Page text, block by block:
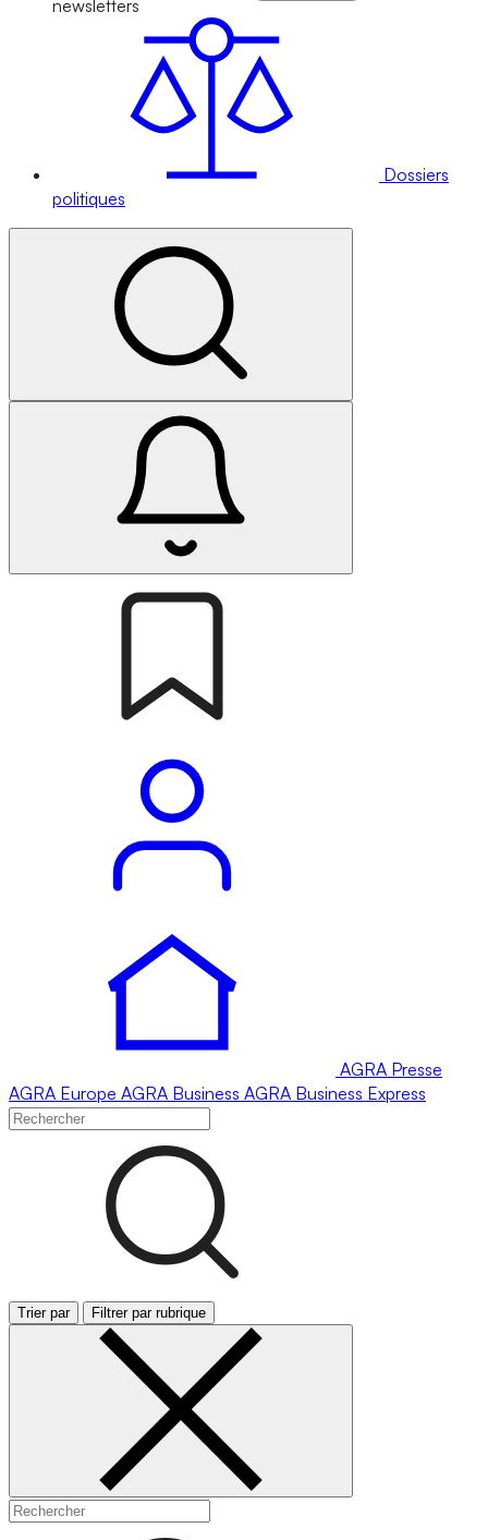
newsletters
Dossiers
politiques
AGRA Presse
AGRA Europe AGRA Business AGRA Business Express
Trier par Filtrer par rubrique